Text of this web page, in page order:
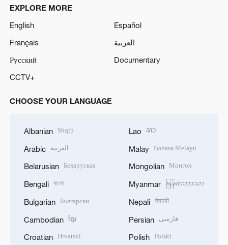
EXPLORE MORE
English
Español
Français
العربية
Русский
Documentary
CCTV+
CHOOSE YOUR LANGUAGE
Albanian Shqip
Arabic العربية
Belarusian Беларуская
Bengali বাংলা
Bulgarian Български
Cambodian ខ្មែរ
Croatian Hrvatski
Lao ລາວ
Malay Bahasa Melayu
Mongolian Монгол
Myanmar မြန်မာဘာသာ
Nepali नेपाली
Persian فارسی
Polish Polski